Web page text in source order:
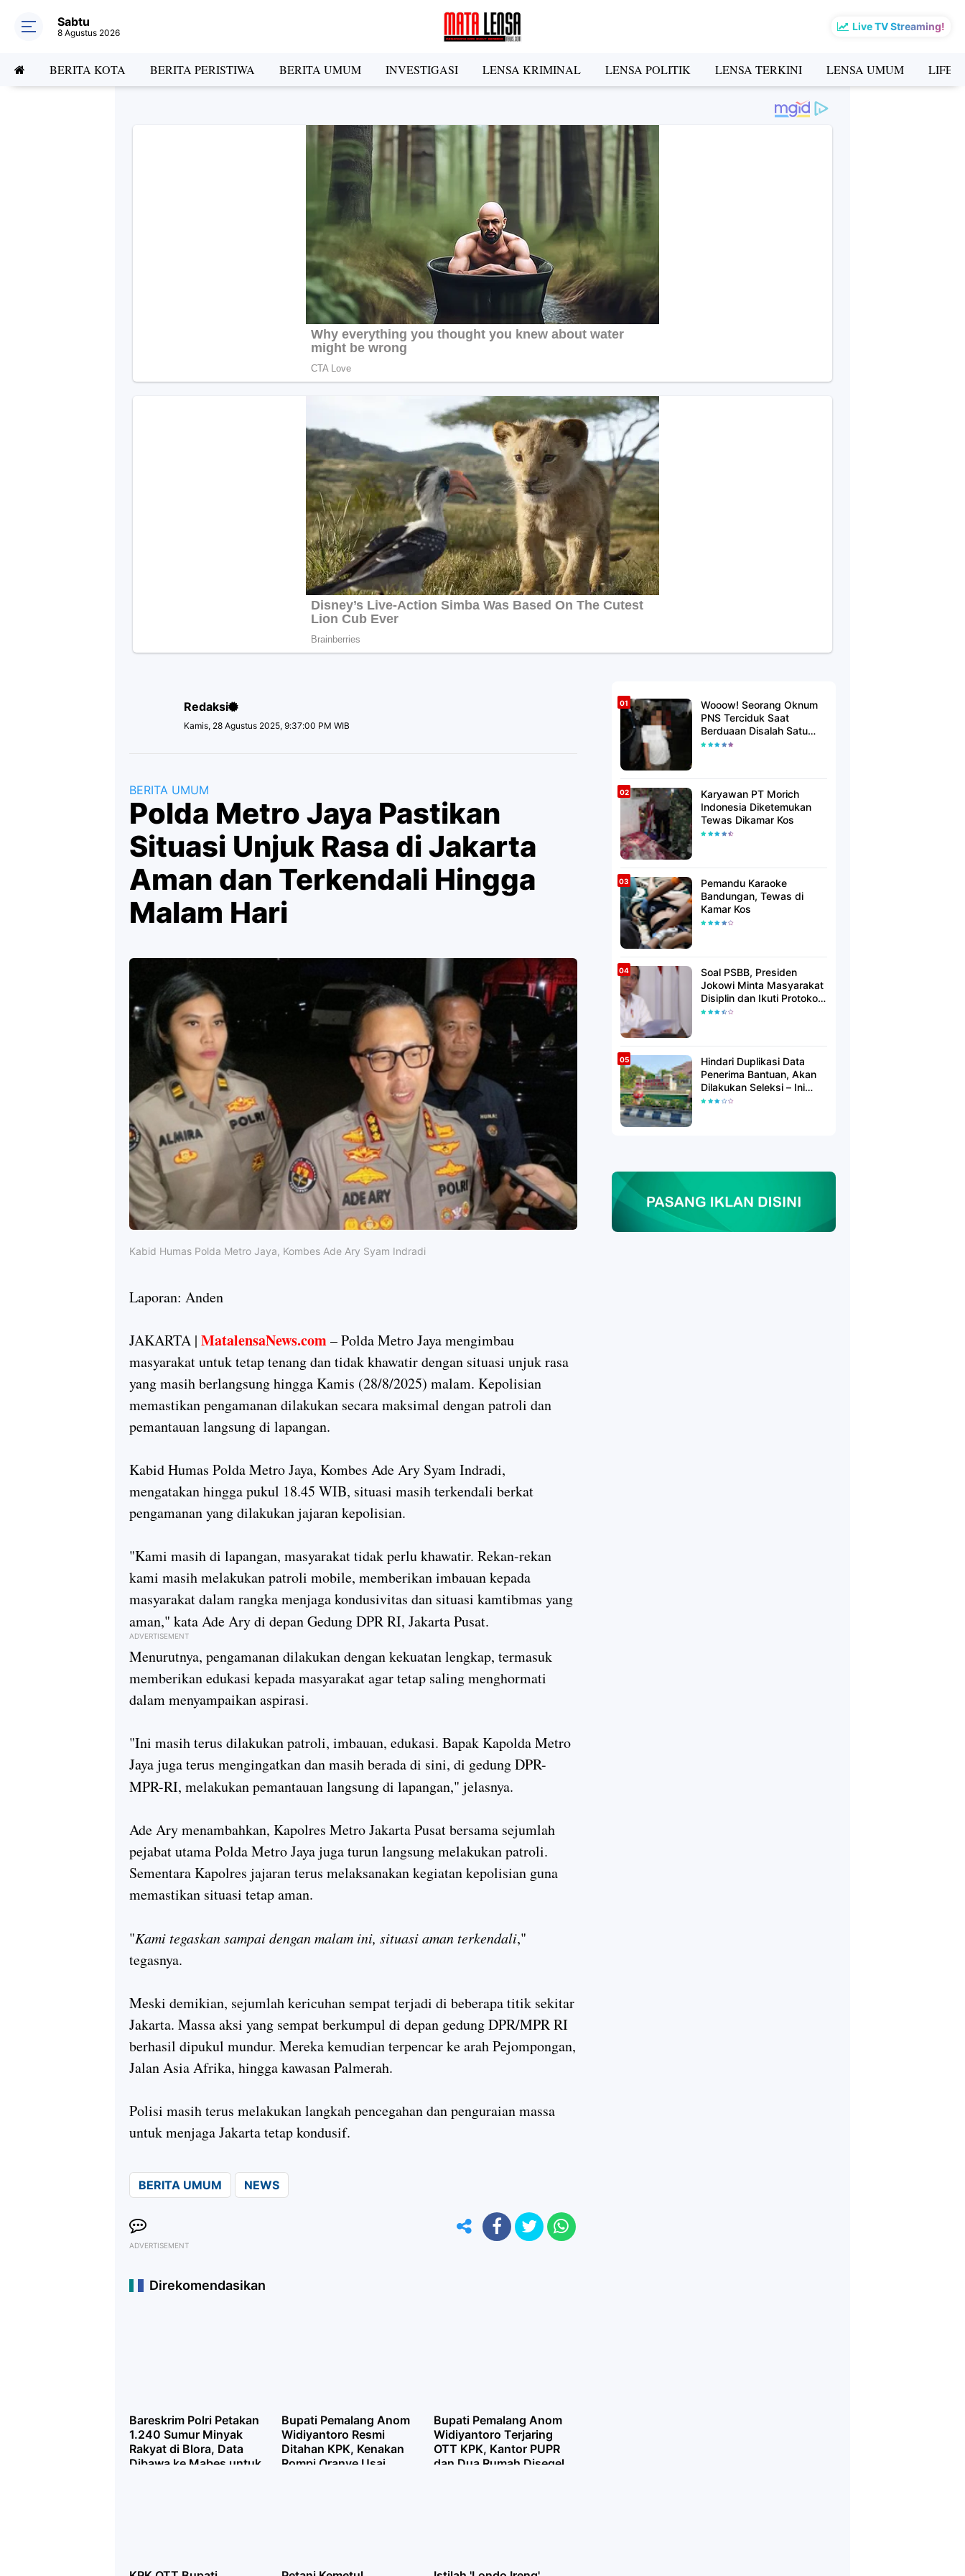
Live TV Streaming!
Sabtu
8 Agustus 2026
BERITA KOTA BERITA PERISTIWA BERITA UMUM INVESTIGASI LENSA KRIMINAL LENSA POLITIK LENSA TERKINI LENSA UMUM
Redaksi
Kamis, 28 Agustus 2025, 9:37:00 PM WIB
BERITA UMUM
Polda Metro Jaya Pastikan
Situasi Unjuk Rasa di Jakarta
Aman dan Terkendali Hingga
Malam Hari
Kabid Humas Polda Metro Jaya, Kombes Ade Ary Syam Indradi
Laporan: Anden
JAKARTA | MatalensaNews.com– Polda Metro Jaya mengimbau
masyarakat untuk tetap tenang dan tidak khawatir dengan situasi unjuk rasa
yang masih berlangsung hingga Kamis (28/8/2025) malam. Kepolisian
memastikan pengamanan dilakukan secara maksimal dengan patroli dan
pemantauan langsung di lapangan.
Kabid Humas Polda Metro Jaya, Kombes Ade Ary Syam Indradi,
mengatakan hingga pukul 18.45 WIB, situasi masih terkendali berkat
pengamanan yang dilakukan jajaran kepolisian.
"Kami masih di lapangan, masyarakat tidak perlu khawatir. Rekan-rekan
kami masih melakukan patroli mobile, memberikan imbauan kepada
masyarakat dalam rangka menjaga kondusivitas dan situasi kamtibmas yang
aman," kata Ade Ary di depan Gedung DPR RI, Jakarta Pusat.
ADVERTISEMENT
Menurutnya, pengamanan dilakukan dengan kekuatan lengkap, termasuk
memberikan edukasi kepada masyarakat agar tetap saling menghormati
dalam menyampaikan aspirasi.
"Ini masih terus dilakukan patroli, imbauan, edukasi. Bapak Kapolda Metro
Jaya juga terus mengingatkan dan masih berada di sini, di gedung DPR-
MPR-RI, melakukan pemantauan langsung di lapangan," jelasnya.
Ade Ary menambahkan, Kapolres Metro Jakarta Pusat bersama sejumlah
pejabat utama Polda Metro Jaya juga turun langsung melakukan patroli.
Sementara Kapolres jajaran terus melaksanakan kegiatan kepolisian guna
memastikan situasi tetap aman.
"Kami tegaskan sampai dengan malam ini, situasi aman terkendali,"
tegasnya.
Meski demikian, sejumlah kericuhan sempat terjadi di beberapa titik sekitar
Jakarta. Massa aksi yang sempat berkumpul di depan gedung DPR/MPR RI
berhasil dipukul mundur. Mereka kemudian terpencar ke arah Pejompongan,
Jalan Asia Afrika, hingga kawasan Palmerah.
Polisi masih terus melakukan langkah pencegahan dan penguraian massa
untuk menjaga Jakarta tetap kondusif.
BERITA UMUM NEWS
ADVERTISEMENT
Direkomendasikan
Bareskrim Polri Petakan
1.240 Sumur Minyak
Rakyat di Blora, Data
Dibawa ke Mabes untuk
Bupati Pemalang Anom
Widiyantoro Resmi
Ditahan KPK, Kenakan
Rompi Oranye Usai
Bupati Pemalang Anom
Widiyantoro Terjaring
OTT KPK, Kantor PUPR
dan Dua Rumah Disegel
Wooow! Seorang Oknum
PNS Terciduk Saat
Berduaan Disalah Satu
Kamar Hotel Salatiga
Karyawan PT Morich
Indonesia Diketemukan
Tewas Dikamar Kos
Pemandu Karaoke
Bandungan, Tewas di
Kamar Kos
Soal PSBB, Presiden
Jokowi Minta Masyarakat
Disiplin dan Ikuti Protokol
Kesehatan
Hindari Duplikasi Data
Penerima Bantuan, Akan
Dilakukan Seleksi – Ini
Penjelasanya